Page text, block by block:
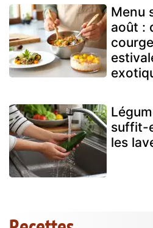
Menu
août :
suffit-
les